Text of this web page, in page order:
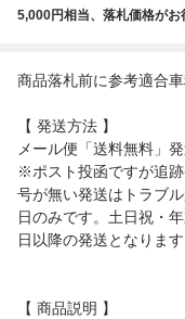
5,000円相当、落札価格がお
商品落札前に参考適合
【 発送方法 】
メール便「送料無料」発
※ポスト投函ですが追
号が無い発送はトラブ
日のみです。土日祝・
日以降の発送となります
【 商品説明 】